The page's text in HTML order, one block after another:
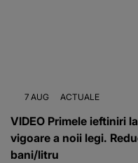
7 AUG ACTUALE
VIDEO Primele ieftiniri
vigoare a noii legi.
bani/litru